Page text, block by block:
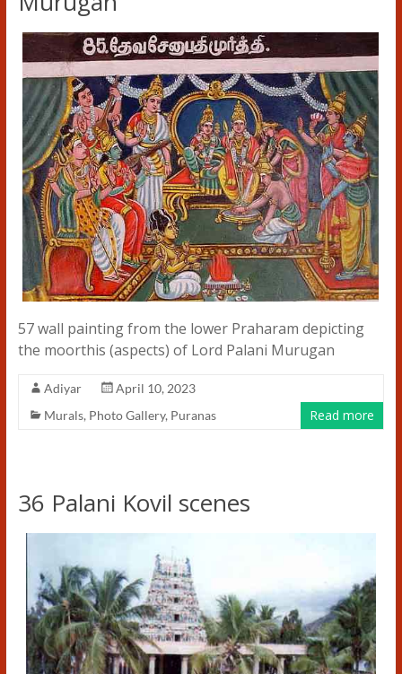
57 wall painting from the lower Praharam depicting
the moorthis (aspects) of Lord Palani Murugan
Adiyar
April 10, 2023
Murals, Photo Gallery, Puranas Read more
36 Palani Kovil scenes